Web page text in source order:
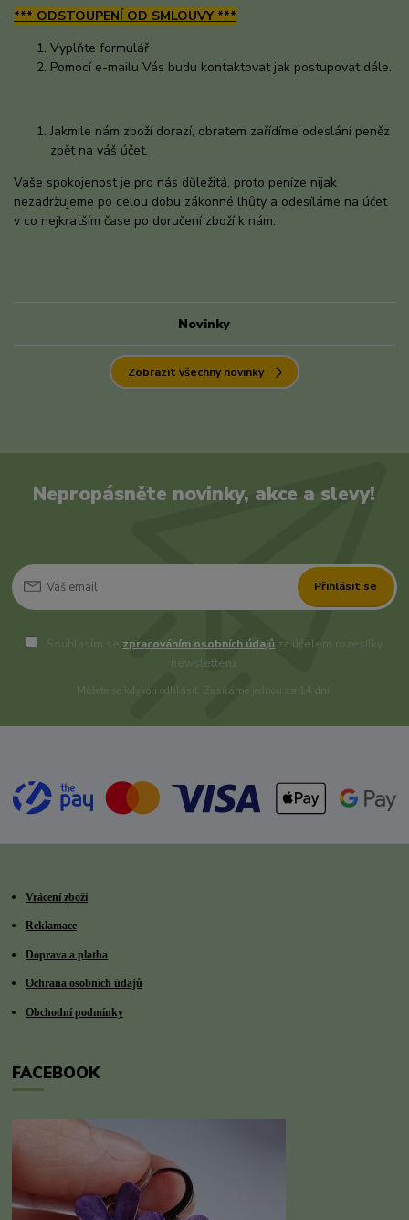
Novinky
Zobrazit všechny novinky
*** ODSTOUPENÍ OD SMLOUVY ***
Vyplňte formulář
Pomocí e-mailu Vás budu kontaktovat jak postupovat dále.
Jakmile nám zboží dorazí, obratem zařídíme odeslání peněz
zpět na váš účet.
Vaše spokojenost je pro nás důležitá, proto peníze nijak
nezadržujeme po celou dobu zákonné lhůty a odesíláme na účet
v co nejkratším čase po doručení zboží k nám.
Nepropásněte novinky, akce a slevy!
Přihlásit se
Souhlasím se zpracováním osobních údajů za účelem rozesílky
newsletteru.
Můžete se kdykoli odhlásit. Zasíláme jednou za 14 dní.
Vrácení zboží
Reklamace
Doprava a platba
Ochrana osobních údajů
Obchodní podmínky
FACEBOOK